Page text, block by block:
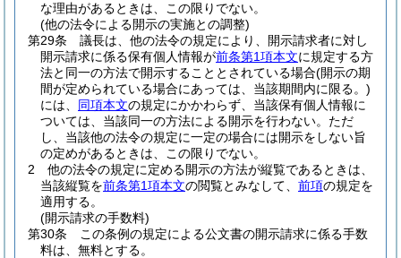
な理由があるときは、この限りでない。
(他の法令による開示の実施との調整)
第29条
議長は、他の法令の規定により、開示請求者に対し
開示請求に係る保有個人情報が前条第1項本文に規定する方
法と同一の方法で開示することとされている場合(開示の期
間が定められている場合にあっては、当該期間内に限る。)
には、 同項本文の規定にかかわらず、当該保有個人情報に
ついては、当該同一の方法による開示を行わない。 ただ
し、当該他の法令の規定に一定の場合には開示をしない旨
の定めがあるときは、この限りでない。
2
他の法令の規定に定める開示の方法が縦覧であるときは、
当該縦覧を前条第1項本文の閲覧とみなして、 前項の規定を
適用する。
(開示請求の手数料)
第30条
この条例の規定による公文書の開示請求に係る手数
料は、無料とする。